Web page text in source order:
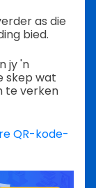
as die
bied.
jy 'n
skep wat
te verken
QR-kode-